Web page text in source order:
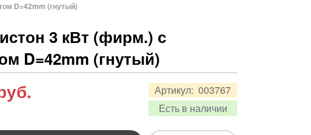
D=42mm (гнутый)
3 кВт (фирм.) с
D=42mm (гнутый)
Артикул: 003767
Есть в наличии